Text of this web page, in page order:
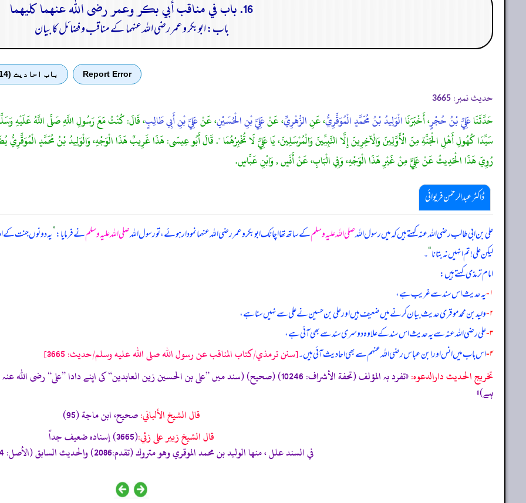
16. باب في مناقب أبي بكر وعمر رضى الله عنهما كليهما
باب: ابوبکر و عمر رضی الله عنہما کے مناقب و فضائل کا بیان
Report Error باب احادیث (14)
حدیث نمبر: 3665
حَدَّثَنَاعَلِيُّ بْنُ حُجْرٍ، أَخْبَرَنَاالْوَلِيدُ بْنُ مُحَمَّدٍ الْمُوَقَّرِيُّ، عَنِالزُّهْرِيِّ، عَنْعَلِيِّ بْنِ الْحُسَيْنِ، عَنْعَلِيِّ بْنِ أَبِي طَالِبٍ، قَالَ: كُنْتُ مَعَ رَسُولِ اللَّهِ صَلَّى اللَّهُ عَلَيْهِ
سَيِّدَا كُهُولِ أَهْلِ الْجَنَّةِ مِنَ الْأَوَّلِينَ وَالْآخِرِينَ إِلَّا النَّبِيِّينَ وَالْمُرْسَلِينَ، يَا عَلِيُّ لَا تُخْبِرْهُمَا ". قَالَ أَبُو عِيسَى: هَذَا غَرِيبٌ هَذَا الْوَجْهِ، وَالْوَلِيدُ بْنُ مُحَمَّدٍ
رُوِيَ هَذَا الْحَدِيثُ عَنْ عَلِيٍّ مِنْ غَيْرِ هَذَا الْوَجْهِ، وَفِي الْبَابِ، عَنْ أَنَسٍ , وَابْنِ عَبَّاسٍ.
ڈاکٹر عبدالرحمٰن فریوائی
علی بن ابی طالب رضی الله عنہ کہتے ہیں کہمیں رسول اللہصلی اللہ علیہ وسلمکے ساتھ تھا اچانک ابوبکر و عمر رضی الله عنہما نمودار ہوئے، تو رسول اللہصلی اللہ علیہ وسلمنے فرمایا:”یہ دونوں جنت کے
لیکن علی! تم انہیں نہ بتانا“۔
امام ترمذی کہتے ہیں:
۱- یہ حدیث اس سند سے غریب ہے،
۲- ولید بن محمد موقری حدیث بیان کرنے میں ضعیف ہیں اور علی بن حسین نے علی سے نہیں سنا ہے،
۳- علی رضی الله عنہ سے یہ حدیث اس سند کے علاوہ دوسری سند سے بھی آئی ہے،
۴- اس باب میں انس اور ابن عباس رضی الله عنہم سے بھی احادیث آئی ہیں۔[سنن ترمذي/كتاب المناقب عن رسول الله صلى الله عليه وسلم/حدیث: 3665]
تخریج الحدیث دارالدعوہ:
«تفرد بہ المؤلف (تحفة الأشراف: 10246) (صحیح) (سند میں ”علی بن الحسین زین العابدین“ کی اپنے
ہے)»
قال الشيخ الألباني:صحيح، ابن ماجة (95)
قال الشيخ زبير على زئي:(3665) إسناده ضعيف جداً
في السند علل ، منها الوليد بن محمد الموقري وهو متروك (تقدم:2086) والحديث السابق (الأصل: 3664) يغني عنه